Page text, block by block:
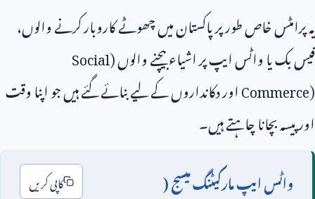
یہ پرامٹس خاص طور پر پاکستان میں چھوٹے کاروبار کرنے والوں،
فیس بک یا واٹس ایپ پر اشیاء بیچنے والوں (Social
Commerce)اور دکانداروں کے لیے بنائے گئے ہیں جو اپنا وقت
اور پیسہ بچانا چاہتے ہیں۔
واٹس ایپ مارکیٹنگ میسج ( کاپی کریں